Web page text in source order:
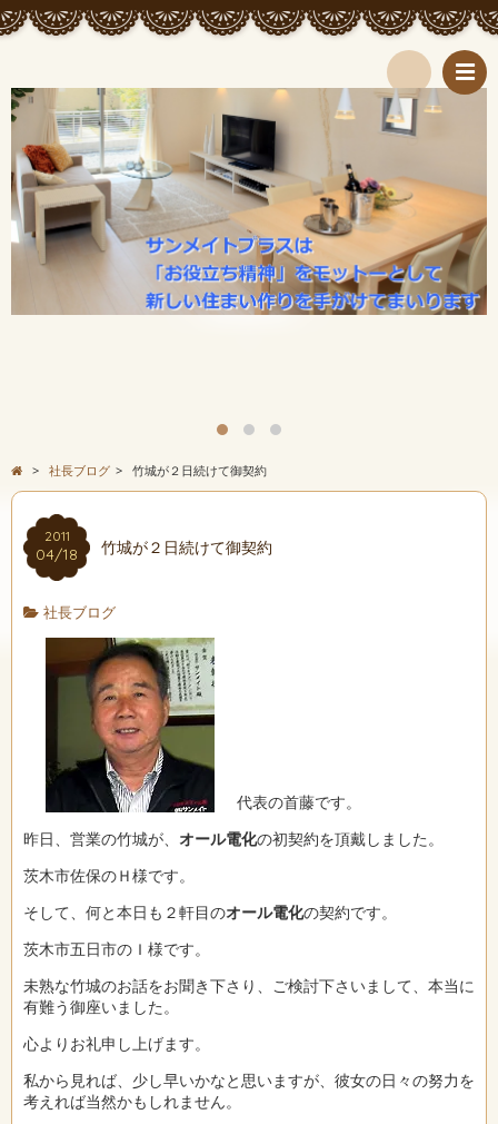
検
> 社長ブログ > 竹城が２日続けて御契約
2011
04/18 竹城が２日続けて御契約
社長ブログ
代表の首藤です。
昨日、営業の竹城が、 オール電化の初契約を頂戴しました。
茨木市佐保のＨ様です。
そして、何と本日も２軒目のオール電化の契約です。
茨木市五日市のＩ様です。
未熟な竹城のお話をお聞き下さり、ご検討下さいまして、本当に
有難う御座いました。
心よりお礼申し上げます。
私から見れば、少し早いかなと思いますが、彼女の日々の努力を
考えれば当然かもしれません。